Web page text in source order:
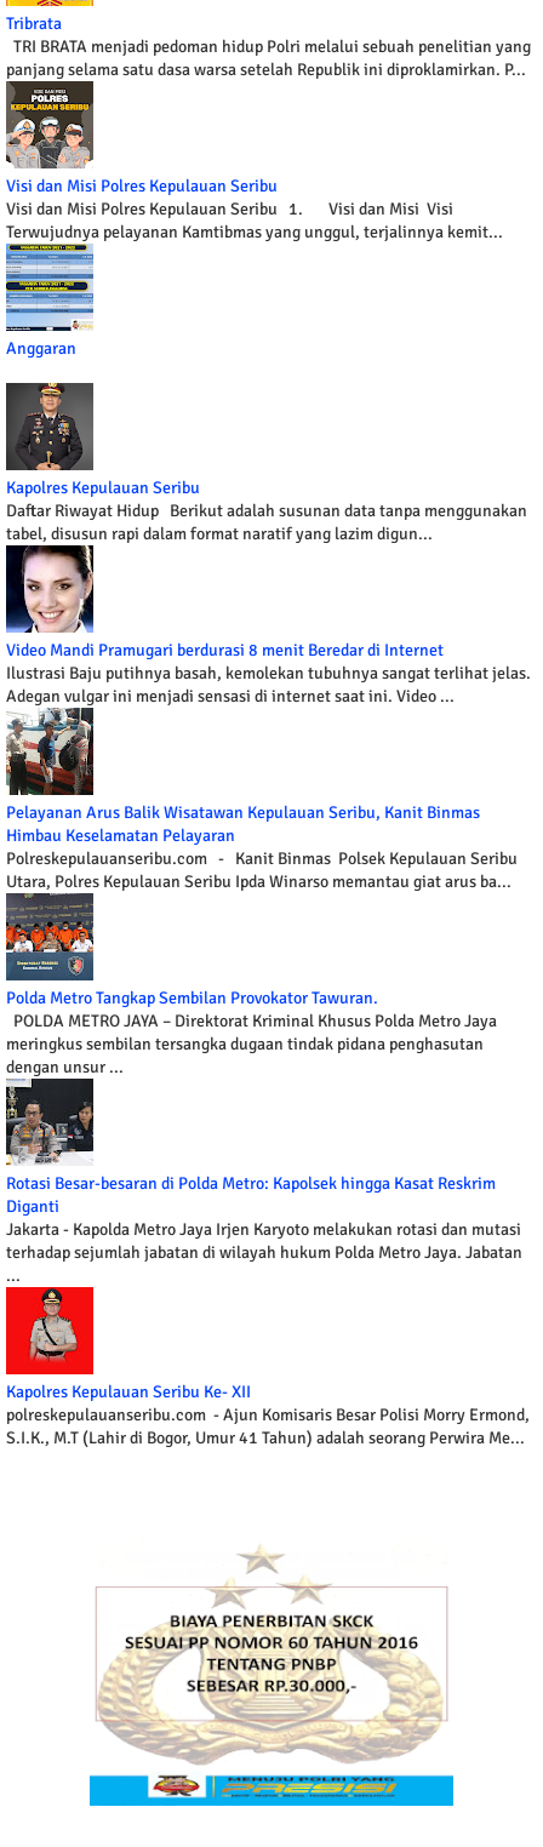
Tribrata
TRI BRATA menjadi pedoman hidup Polri melalui sebuah penelitian yang
panjang selama satu dasa warsa setelah Republik ini diproklamirkan. P...
Visi dan Misi Polres Kepulauan Seribu
Visi dan Misi Polres Kepulauan Seribu 1. Visi dan Misi Visi
Terwujudnya pelayanan Kamtibmas yang unggul, terjalinnya kemit...
Anggaran
Kapolres Kepulauan Seribu
Daftar Riwayat Hidup Berikut adalah susunan data tanpa menggunakan
tabel, disusun rapi dalam format naratif yang lazim digun...
Video Mandi Pramugari berdurasi 8 menit Beredar di Internet
Ilustrasi Baju putihnya basah, kemolekan tubuhnya sangat terlihat jelas.
Adegan vulgar ini menjadi sensasi di internet saat ini. Video ...
Pelayanan Arus Balik Wisatawan Kepulauan Seribu, Kanit Binmas
Himbau Keselamatan Pelayaran
Polreskepulauanseribu.com - Kanit Binmas Polsek Kepulauan Seribu
Utara, Polres Kepulauan Seribu Ipda Winarso memantau giat arus ba...
Polda Metro Tangkap Sembilan Provokator Tawuran.
POLDA METRO JAYA – Direktorat Kriminal Khusus Polda Metro Jaya
meringkus sembilan tersangka dugaan tindak pidana penghasutan
dengan unsur ...
Rotasi Besar-besaran di Polda Metro: Kapolsek hingga Kasat Reskrim
Diganti
Jakarta - Kapolda Metro Jaya Irjen Karyoto melakukan rotasi dan mutasi
terhadap sejumlah jabatan di wilayah hukum Polda Metro Jaya. Jabatan
...
Kapolres Kepulauan Seribu Ke- XII
polreskepulauanseribu.com - Ajun Komisaris Besar Polisi Morry Ermond,
S.I.K., M.T (Lahir di Bogor, Umur 41 Tahun) adalah seorang Perwira Me...